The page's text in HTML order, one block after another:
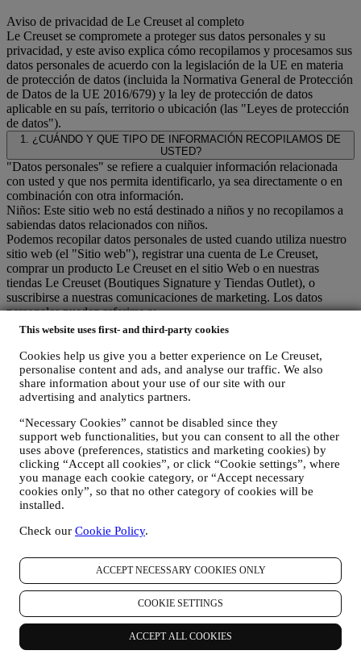
This website uses first- and third-party cookies
Cookies help us give you a better experience on Le Creuset,
personalise content and ads, and analyse our traffic. We also
share information about your use of our site with our
advertising and analytics partners.
“Necessary Cookies” cannot be disabled since they
support web functionalities, but you can consent to all the other
uses above (preferences, statistics and marketing cookies) by
clicking “Accept all cookies”, or click “Cookie settings”, where
you manage each cookie category, or “Accept necessary
cookies only”, so that no other category of cookies will be
installed.
Check our Cookie Policy.
ACCEPT NECESSARY COOKIES ONLY
COOKIE SETTINGS
ACCEPT ALL COOKIES
Aviso de privacidad de Le Creuset al completo
Le Creuset se compromete a proteger sus datos personales y su
privacidad, y este aviso explica cómo recopilamos y procesamos sus
datos personales de acuerdo con la legislación de la UE en materia
de protección de datos (incluida la Normativa General de Protección
de Datos de la UE 2016/679) y la ley de protección de datos
aplicable en su país, territorio o ubicación (las "Leyes de protección
de datos").
1. ¿CUÁNDO Y QUE TIPO DE INFORMACIÓN RECOPILAMOS DE
USTED?
"Datos personales" se refiere a cualquier información relacionada
con usted y que nos permita identificarlo, ya sea directamente o en
combinación con otra información.
Niños: Este sitio web no está destinado a niños y no recopilamos a
sabiendas datos relacionados con niños.
Podemos recopilar datos personales de usted cuando utiliza nuestro
sitio web (el "Sitio web"), registrar una cuenta de Le Creuset,
comprar un producto Le Creuset en el sitio Web o en nuestras
tiendas Le Creuset (Boutiques Signature y Tiendas Outlet), o
suscribirse a nuestras comunicaciones de marketing. Los datos
personales pueden referirse a:
nombre, apellidos, dirección de correo electrónico, fecha de
nacimiento y otros datos de contacto (dirección, número de
teléfono y dirección de correo electrónico), para registrar una
cuenta de Le Creuset o comprar como usuario invitado, o para
suscribirse a nuestras comunicaciones de marketing
sus datos de compra, por ejemplo, fecha y hora de compra,
datos de entrega, datos de productos y pagos y detalles, para
la gestión de sus pedidos.
datos sobre su historial de navegación en línea (por ejemplo,
identificadores en línea - como su dirección IP, versión del
navegador, sistema operativo, duración de la visita, usuario
que regresa, origen geográfico), recopilados durante sus
visitas al Sitio Web (ya sea que sea usuario registrado o no),
como "cookies" y otras tecnologías similares (incluidos los
píxeles de seguimiento en los correos electrónicos), para
mejorar nuestros servicios y anuncios, o para nuestro análisis
estadístico - en la mayoría de los casos no podremos
identificarlo a través de esta información técnica. Para obtener
información sobre la recopilación de datos a través de
cookies, consulte nuestra Política de Cookies